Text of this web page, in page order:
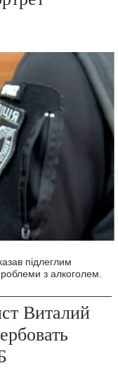
підлеглим
з алкоголем.
Виталий